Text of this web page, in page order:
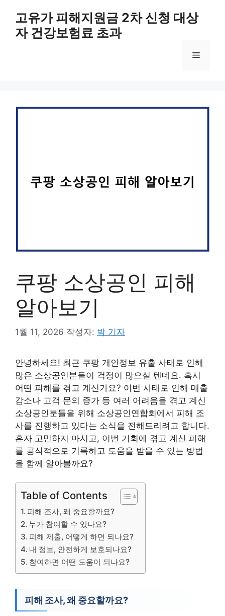
고유가 피해지원금 2차 신청 대상
자 건강보험료 초과
메
쿠팡 소상공인 피해
알아보기
1월 11, 2026 작성자: 박 기자
안녕하세요! 최근 쿠팡 개인정보 유출 사태로 인해
많은 소상공인분들이 걱정이 많으실 텐데요. 혹시
어떤 피해를 겪고 계신가요? 이번 사태로 인해 매출
감소나 고객 문의 증가 등 여러 어려움을 겪고 계신
소상공인분들을 위해 소상공인연합회에서 피해 조
사를 진행하고 있다는 소식을 전해드리려고 합니다.
혼자 고민하지 마시고, 이번 기회에 겪고 계신 피해
를 공식적으로 기록하고 도움을 받을 수 있는 방법
을 함께 알아볼까요?
Table of Contents
피해 조사, 왜 중요할까요?
누가 참여할 수 있나요?
피해 제출, 어떻게 하면 되나요?
내 정보, 안전하게 보호되나요?
참여하면 어떤 도움이 되나요?
피해 조사, 왜 중요할까요?